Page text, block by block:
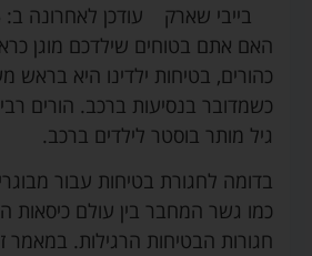
בייבי שארק
עודכן לאחרונה ב: 04/11/2025
האם אתם בטוחים שילדכם מוגן
כהורים, בטיחות ילדינו היא בראש
כשמדובר בנסיעות ברכב. הורים
גיל מותר בוסטר לילדים ברכב.
בדומה לחגורת בטיחות עבור
כמו גשר המחבר בין עולם כיסאות
חגורות הבטיחות הרגילות.